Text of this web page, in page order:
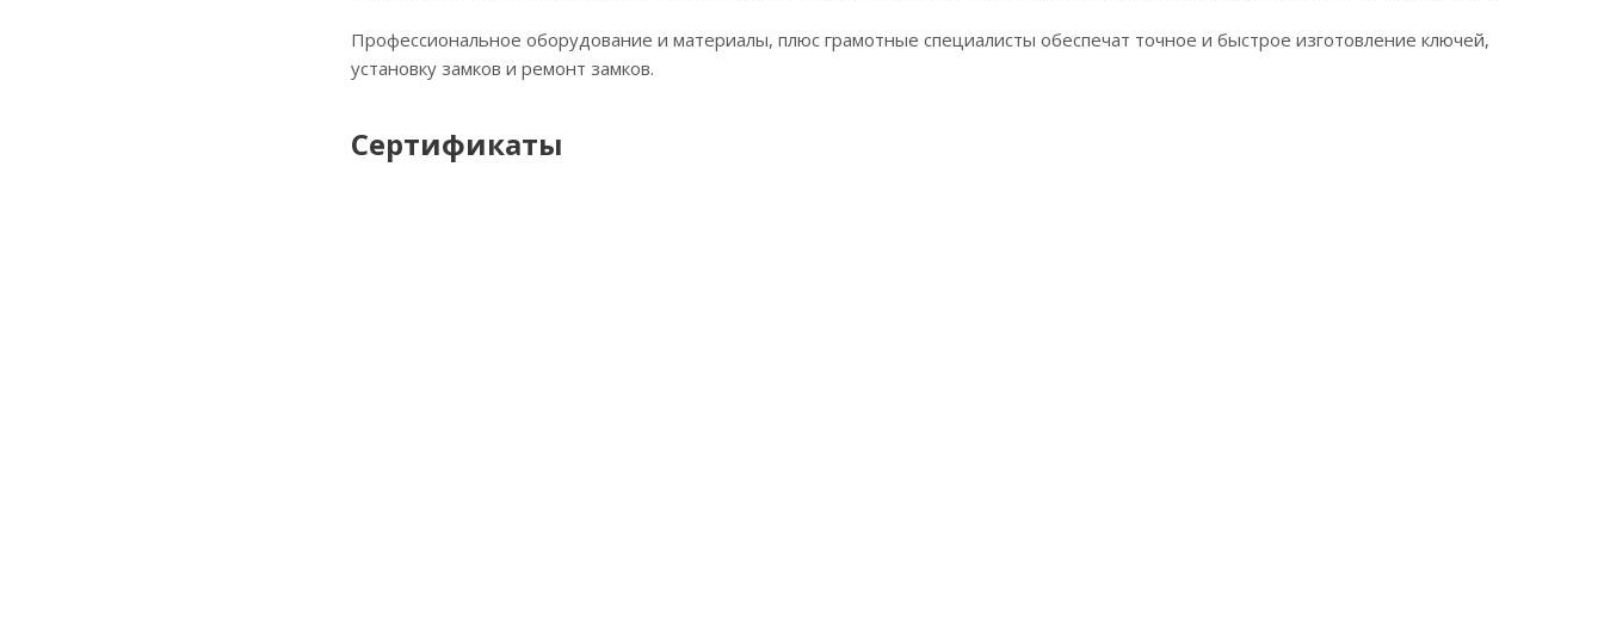
Профессиональное оборудование и материалы, плюс грамотные специалисты обеспечат точное и быстрое изготовление ключей,
установку замков и ремонт замков.
Сертификаты